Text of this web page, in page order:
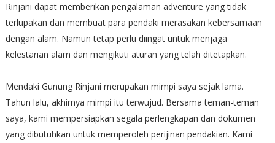
Rinjani dapat memberikan pengalaman adventure yang tidak
terlupakan dan membuat para pendaki merasakan kebersamaan
dengan alam. Namun tetap perlu diingat untuk menjaga
kelestarian alam dan mengikuti aturan yang telah ditetapkan.
Mendaki Gunung Rinjani merupakan mimpi saya sejak lama.
Tahun lalu, akhirnya mimpi itu terwujud. Bersama teman-teman
saya, kami mempersiapkan segala perlengkapan dan dokumen
yang dibutuhkan untuk memperoleh perijinan pendakian. Kami